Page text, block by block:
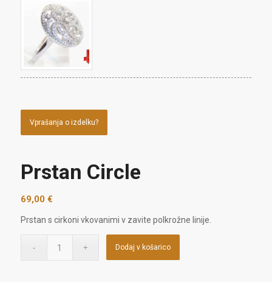
Vprašanja o izdelku?
Prstan Circle
69,00 €
Prstan s cirkoni vkovanimi v zavite polkrožne linije.
Dodaj v košarico